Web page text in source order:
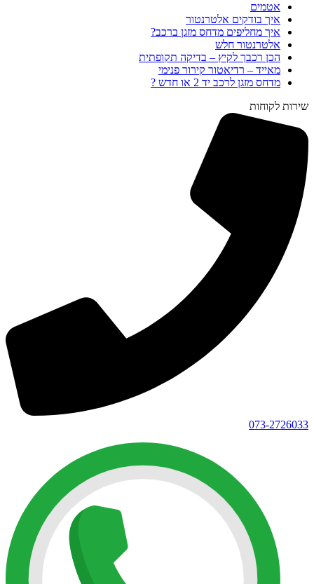
אטמים
איך בודקים אלטרנטור
איך מחליפים מדחס מזגן ברכב?
אלטרנטור חלש
הכן רכבך לקיץ – בדיקה תקופתית
מאייד – רדיאטור קירור פנימי
מדחס מזגן לרכב יד 2 או חדש ?
שירות לקוחות
073-2726033